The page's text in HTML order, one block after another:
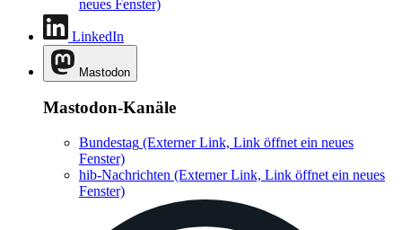
neues Fenster)
LinkedIn
Mastodon
Mastodon-Kanäle
Bundestag (Externer Link, Link öffnet ein neues
Fenster)
hib-Nachrichten (Externer Link, Link öffnet ein neues
Fenster)